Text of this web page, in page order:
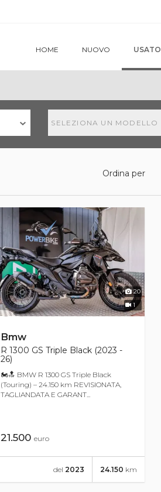
HOME NUOVO USATO
SELEZIONA UN MODELLO
Ordina per
20
1
Bmw
R 1300 GS Triple Black (2023 -
26)
🏍🔝 BMW R 1300 GS Triple Black
(Touring) – 24.150 km REVISIONATA,
TAGLIANDATA E GARANT...
21.500 euro
24.150 km
del 2023